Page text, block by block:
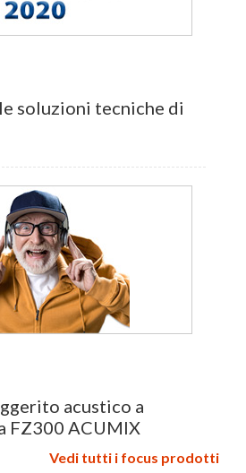
soluzioni tecniche di
acustico a
FZ300 ACUMIX
Vedi tutti i focus prodotti